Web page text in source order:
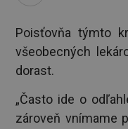
Poisťovňa týmto
všeobecných
dorast.
„Často ide o
zároveň vnímame